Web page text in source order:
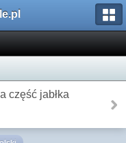
część jabłka